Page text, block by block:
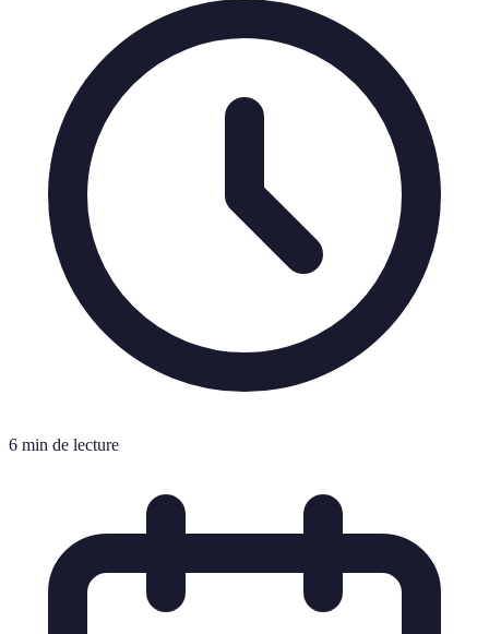
6 min de lecture